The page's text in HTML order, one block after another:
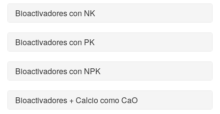
Bioactivadores con NK
Bioactivadores con PK
Bioactivadores con NPK
Bioactivadores + Calcio como CaO